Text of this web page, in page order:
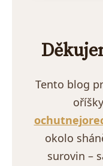
Tento blog
okolo
surovin –